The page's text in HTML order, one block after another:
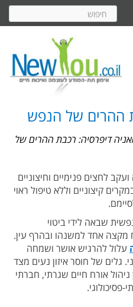
חיפוש
באתר
ההרים של הנפש
דיפרסיה: רכבת ההרים של
לחצים פנימיים וחיצוניים
קיצוניים וללא טיפול ראוי
שבאה לידי ביטוי
מקצה אחד למשנהו ובהרף עין.
עלול להרגיש אושר ושמחה
גלים של חוסר איזון נעים מצד
אורח חיים שגרתי, חברתי
פסיכולוגי.